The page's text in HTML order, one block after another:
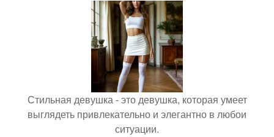
Стильная девушка - это девушка, которая умеет
выглядеть привлекательно и элегантно в любои
ситуации.